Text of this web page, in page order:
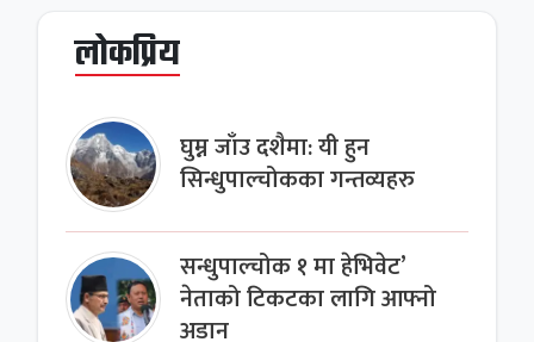
लोकप्रिय
घुम्न जाँउ दशैमा: यी हुन
सिन्धुपाल्चोकका गन्तव्यहरु
सन्धुपाल्चोक १ मा हेभिवेट’
नेताको टिकटका लागि आफ्नो
अडान